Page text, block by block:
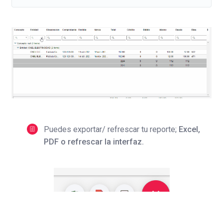
Puedes exportar/ refrescar tu reporte; Excel,
PDF o refrescar la interfaz.